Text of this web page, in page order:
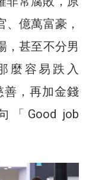
億萬富豪，
，甚至不分男
麼容易跌入
善，再加金錢
Good job